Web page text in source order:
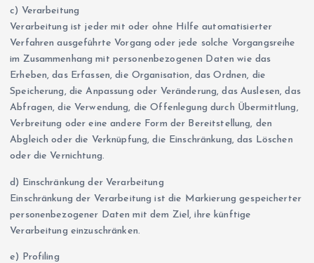
c) Verarbeitung
Verarbeitung ist jeder mit oder ohne Hilfe automatisierter
Verfahren ausgeführte Vorgang oder jede solche Vorgangsreihe
im Zusammenhang mit personenbezogenen Daten wie das
Erheben, das Erfassen, die Organisation, das Ordnen, die
Speicherung, die Anpassung oder Veränderung, das Auslesen, das
Abfragen, die Verwendung, die Offenlegung durch Übermittlung,
Verbreitung oder eine andere Form der Bereitstellung, den
Abgleich oder die Verknüpfung, die Einschränkung, das Löschen
oder die Vernichtung.
d) Einschränkung der Verarbeitung
Einschränkung der Verarbeitung ist die Markierung gespeicherter
personenbezogener Daten mit dem Ziel, ihre künftige
Verarbeitung einzuschränken.
e) Profiling